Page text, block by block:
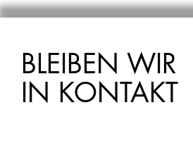
BLEIBEN WIR
IN KONTAKT